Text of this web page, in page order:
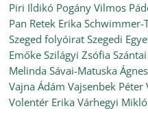
Piri Ildikó Pogány Vilmos
Pan Retek Erika Schwimmer-
Szeged folyóirat Szegedi
Emőke Szilágyi Zsófia
Melinda Sávai-Matuska Ágnes
Vajna Ádám Vajsenbek Péter
Volentér Erika Várhegyi